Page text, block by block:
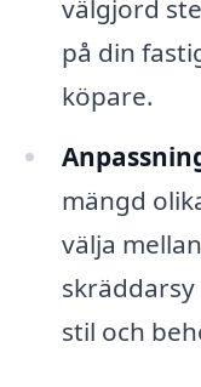
välgjord
på din
köpare.
mängd
välja
stil och